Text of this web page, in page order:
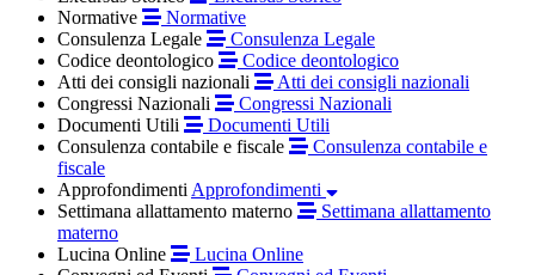
Normative
Normative
Consulenza Legale
Consulenza Legale
Codice deontologico
Codice deontologico
Atti dei consigli nazionali
Atti dei consigli nazionali
Congressi Nazionali
Congressi Nazionali
Documenti Utili
Documenti Utili
Consulenza contabile e fiscale
Consulenza contabile e
fiscale
Approfondimenti Approfondimenti
Settimana allattamento materno
Settimana allattamento
materno
Lucina Online
Lucina Online